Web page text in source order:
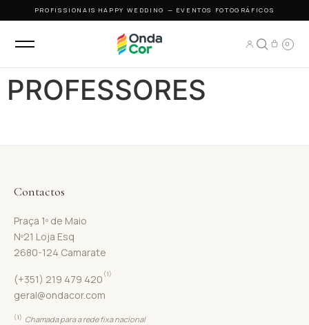
PROFISSIONAIS ·HAPPY WEDDING — EVENTOS FOTOGRÁFICOS
0
PROFESSORES
Contactos
Praça 1º de Maio
Nº21 Loja Esq
2680-124 Camarate
(+351) 219 479 420 (1)
geral@ondacor.com
(1) Chamada para a rede fixa nacional